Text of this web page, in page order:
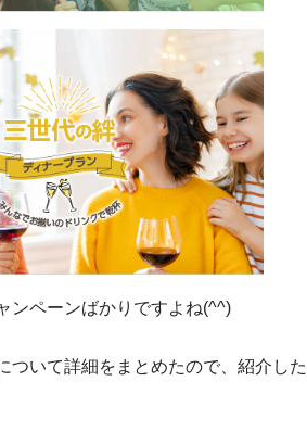
ンペーンばかりですよね(^^)
ついて詳細をまとめたので、紹介した